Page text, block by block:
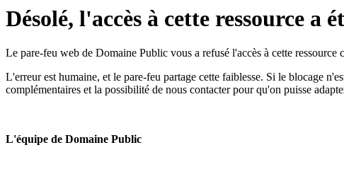
Désolé, l'accès à cette ressource a
Le pare-feu web de Domaine Public vous a refusé l'accès à cette ressource
L'erreur est humaine, et le pare-feu partage cette faiblesse. Si le blocage
complémentaires et la possibilité de nous contacter pour qu'on puisse
L'équipe de Domaine Public